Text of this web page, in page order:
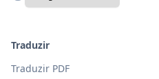
Traduzir
Traduzir PDF